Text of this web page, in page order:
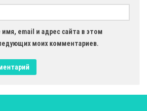
email и адрес сайта в этом
моих комментариев.